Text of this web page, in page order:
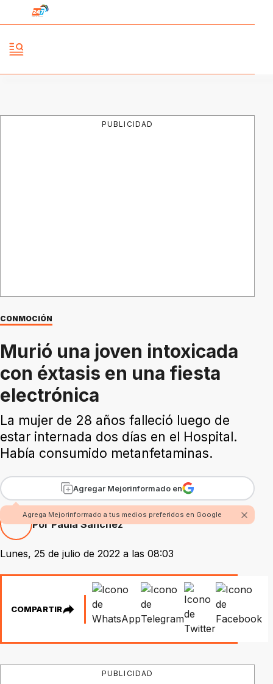
PUBLICIDAD
CONMOCIÓN
Murió una joven intoxicada
con éxtasis en una fiesta
electrónica
La mujer de 28 años falleció luego de
estar internada dos días en el Hospital.
Había consumido metanfetaminas.
Agregar Mejorinformado en
Agrega Mejorinformado a tus medios preferidos en Google
Por Paula Sánchez
Lunes, 25 de julio de 2022 a las 08:03
COMPARTIR
PUBLICIDAD